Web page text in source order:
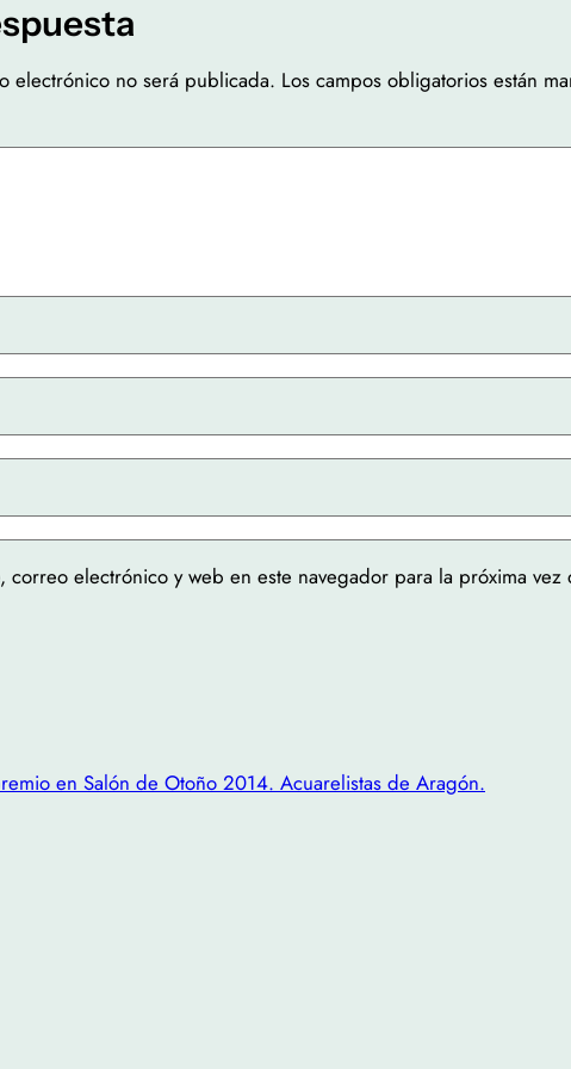
electrónico no será publicada. Los campos obligatorios están
correo electrónico y web en este navegador para la próxima vez
en Salón de Otoño 2014. Acuarelistas de Aragón.